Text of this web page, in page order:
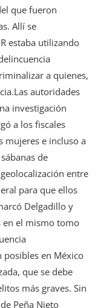
que fueron
Allí se
estaba utilizando
a quienes,
autoridades
investigación
a los fiscales
mujeres e incluso a
de
entre
para que ellos
Delgadillo y
en el mismo tomo
posibles en México
que se debe
más graves. Sin
Peña Nieto